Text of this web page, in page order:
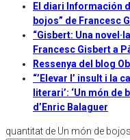
El diari Información
bojos” de Francesc
“Gisbert: Una
Francesc Gisbert a
Ressenya del blog
“’Elevar l’ insult i la
literari’: ‘Un món de
d’Enric Balaguer
quantitat de Un món de bojos